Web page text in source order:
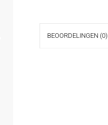
BEOORDELINGEN (0)